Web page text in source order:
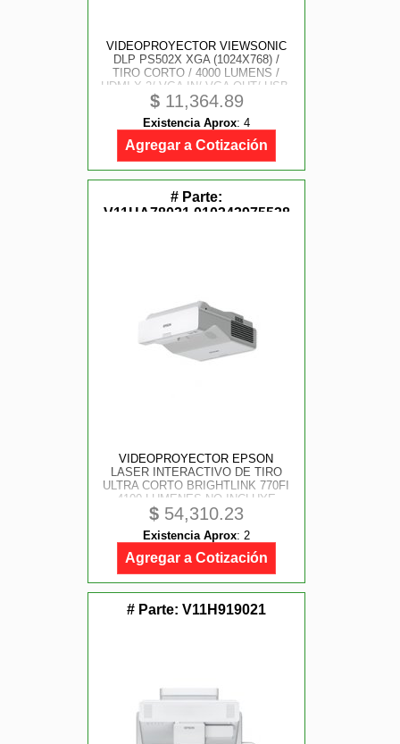
VIDEOPROYECTOR VIEWSONIC
DLP PS502X XGA (1024X768) /
TIRO CORTO / 4000 LUMENS /
HDMI X 2/ VGA IN/ VGA OUT/ USB-
A/ RS-232 / 12, 000 HORAS/
BOCINA INTERNA
$11,364.89
Existencia Aprox: 4
Agregar a Cotización
# Parte:
V11HA78021,010343975538
VIDEOPROYECTOR EPSON
LASER INTERACTIVO DE TIRO
ULTRA CORTO BRIGHTLINK 770FI
4100 LUMENES NO INCLUYE
SOPORTE
$ 54,310.23
Existencia Aprox: 2
Agregar a Cotización
# Parte: V11H919021